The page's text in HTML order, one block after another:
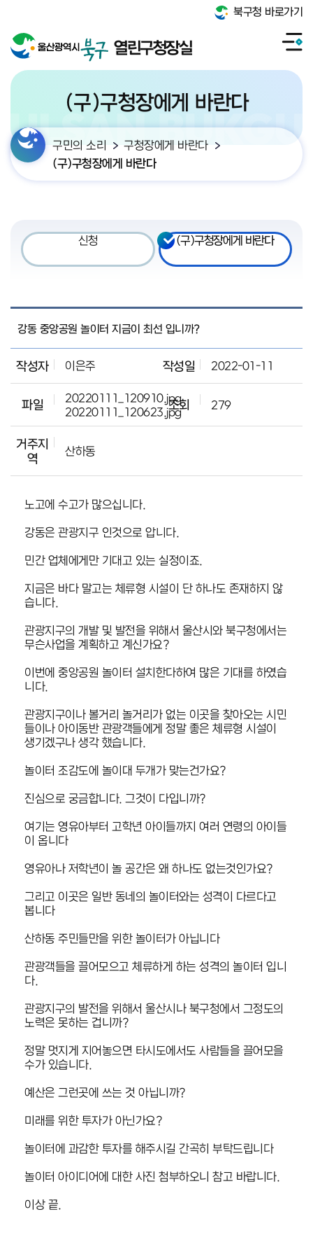
북구청 바로가기
열린구청장실
(구)구청장에게 바란다
구민의 소리
구청장에게 바란다
(구)구청장에게 바란다
신청 (구)구청장에게 바란다
강동 중앙공원 놀이터 지금이 최선 입니까?
작성자 이은주 작성일 2022-01-11
파일
20220111_120910.jpg
20220111_120623.jpg
조회 279
거주지
역
산하동
노고에 수고가 많으십니다.
강동은 관광지구 인것으로 압니다.
민간 업체에게만 기대고 있는 실정이죠.
지금은 바다 말고는 체류형 시설이 단 하나도 존재하지 않
습니다.
관광지구의 개발 및 발전을 위해서 울산시와 북구청에서는
무슨사업을 계획하고 계신가요?
이번에 중앙공원 놀이터 설치한다하여 많은 기대를 하였습
니다.
관광지구이나 볼거리 놀거리가 없는 이곳을 찾아오는 시민
들이나 아이동반 관광객들에게 정말 좋은 체류형 시설이
생기겠구나 생각 했습니다.
놀이터 조감도에 놀이대 두개가 맞는건가요?
진심으로 궁금합니다. 그것이 다입니까?
여기는 영유아부터 고학년 아이들까지 여러 연령의 아이들
이 옵니다
영유아나 저학년이 놀 공간은 왜 하나도 없는것인가요?
그리고 이곳은 일반 동네의 놀이터와는 성격이 다르다고
봅니다
산하동 주민들만을 위한 놀이터가 아닙니다
관광객들을 끌어모으고 체류하게 하는 성격의 놀이터 입니
다.
관광지구의 발전을 위해서 울산시나 북구청에서 그정도의
노력은 못하는 겁니까?
정말 멋지게 지어놓으면 타시도에서도 사람들을 끌어모을
수가 있습니다.
예산은 그런곳에 쓰는 것 아닙니까?
미래를 위한 투자가 아닌가요?
놀이터에 과감한 투자를 해주시길 간곡히 부탁드립니다
놀이터 아이디어에 대한 사진 첨부하오니 참고 바랍니다.
이상 끝.